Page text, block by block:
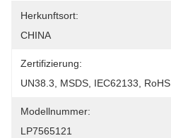
Herkunftsort:
CHINA
Zertifizierung:
UN38.3, MSDS, IEC62133, RoHS
Modellnummer:
LP7565121